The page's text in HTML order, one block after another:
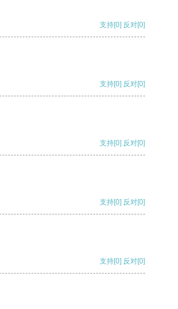
支持[0] 反对[0]
支持[0] 反对[0]
支持[0] 反对[0]
支持[0] 反对[0]
支持[0] 反对[0]